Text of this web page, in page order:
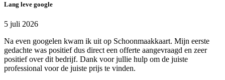
Lang leve google
5 juli 2026
Na even googelen kwam ik uit op Schoonmaakkaart. Mijn eerste
gedachte was positief dus direct een offerte aangevraagd en zeer
positief over dit bedrijf. Dank voor jullie hulp om de juiste
professional voor de juiste prijs te vinden.